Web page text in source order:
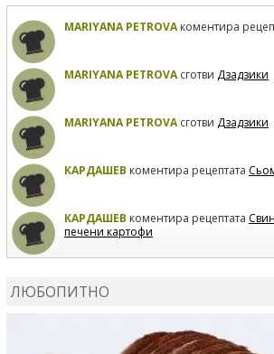
MARIYANA PETROVAкоментира
MARIYANA PETROVAсготви Дзадзики
MARIYANA PETROVAсготви Дзадзики
КАРДАШЕВ коментира рецептата
КАРДАШЕВ коментира рецептата
печени картофи
ЛЮБОПИТНО